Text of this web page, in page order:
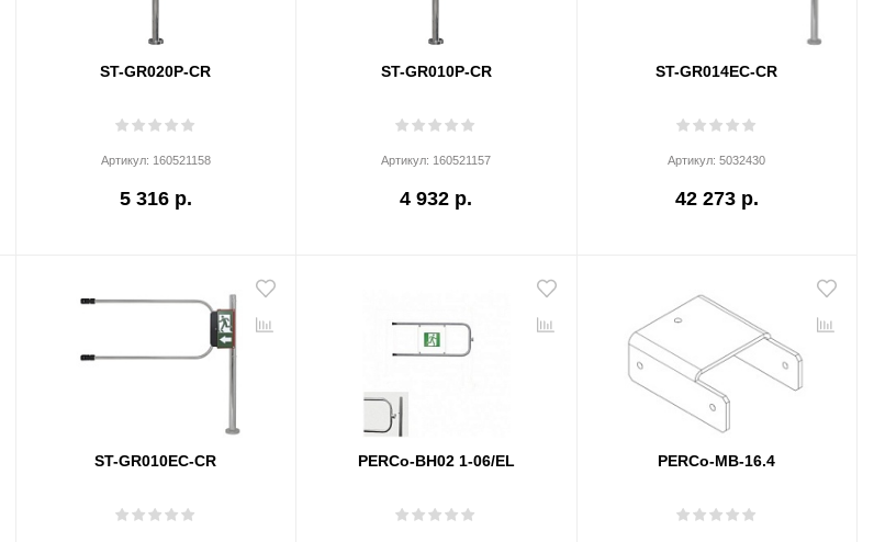
ST-GR020P-CR
Артикул: 160521158
5 316 р.
ST-GR010P-CR
Артикул: 160521157
4 932 р.
ST-GR014EC-CR
Артикул:5032430
42 273 р.
ST-GR010EC-CR PERCo-BH02 1-06/EL PERCo-MB-16.4